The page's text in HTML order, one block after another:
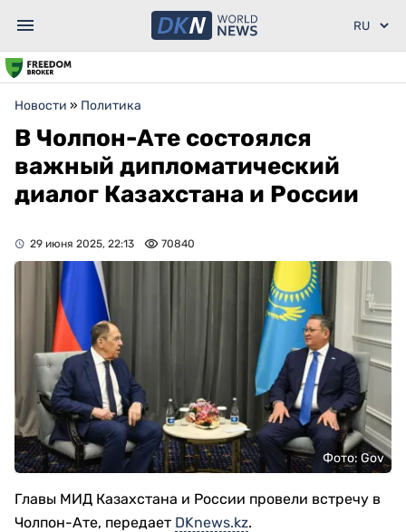
Новости » Политика
В Чолпон-Ате состоялся
важный дипломатический
диалог Казахстана и России
29 июня 2025, 22:13 70840
Фото: Gov
Главы МИД Казахстана и России провели встречу в
Чолпон-Ате, передает DKnews.kz.